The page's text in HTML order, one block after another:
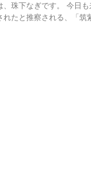
、珠下なぎです。 今日
れたと推察される、「